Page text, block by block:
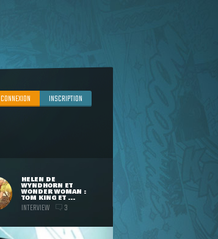
CONNEXION INSCRIPTION
HELEN DE
WYNDHORN ET
WONDER WOMAN :
TOM KING ET ...
INTERVIEW 3